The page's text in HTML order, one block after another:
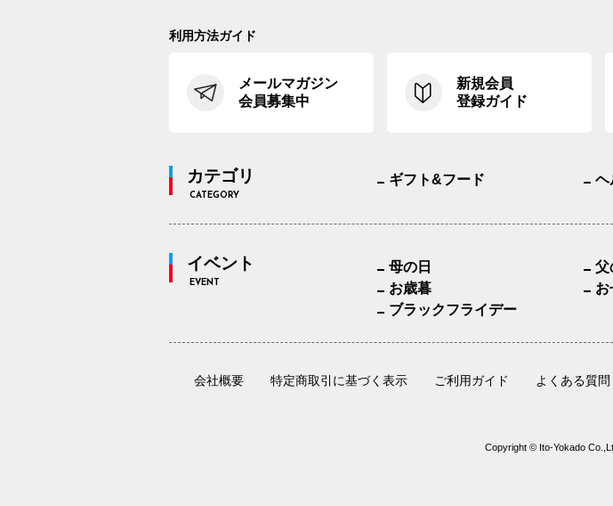
利用方法ガイド
メールマガジン
会員募集中
新規会員
登録ガイド
カテゴリ
CATEGORY
ギフト&フード ヘ
イベント
EVENT
母の日 父
お歳暮
お
ブラックフライデー
会社概要 特定商取引に基づく表示 ご利用ガイド よくある質問
Copyright © Ito-Yokado